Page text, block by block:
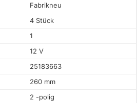
Fabrikneu
4 Stück
1
12 V
25183663
260 mm
2 -polig